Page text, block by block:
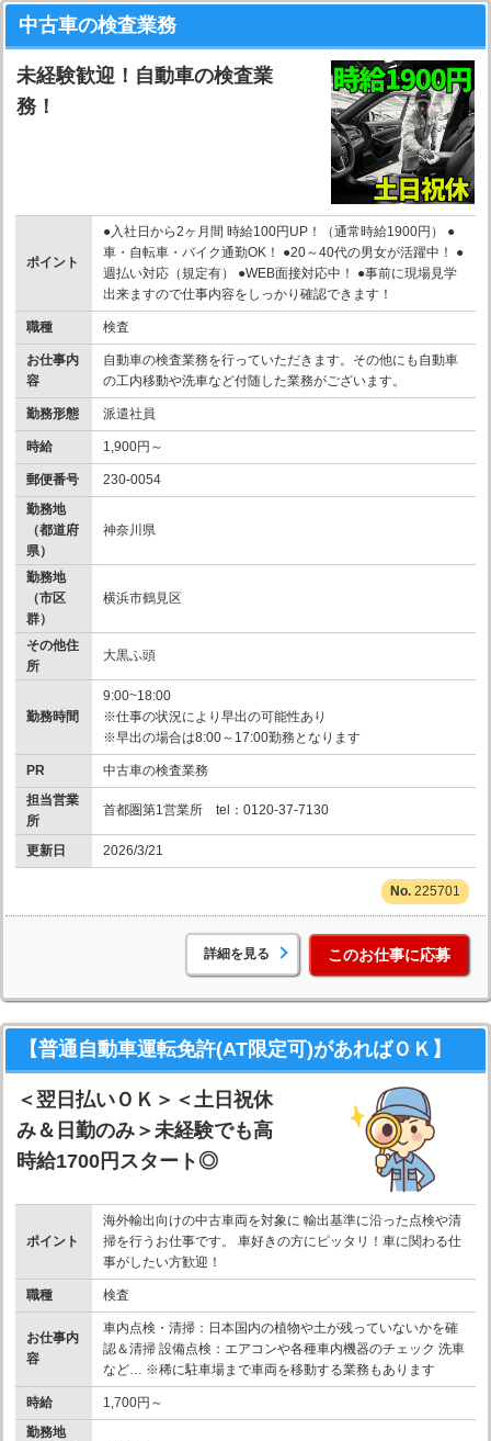
中古車の検査業務
未経験歓迎！自動車の検査業
務！
ポイント
●入社日から2ヶ月間 時給100円UP！（通常時給1900円） ●
車・自転車・バイク通勤OK！ ●20～40代の男女が活躍中！ ●
週払い対応（規定有） ●WEB面接対応中！ ●事前に現場見学
出来ますので仕事内容をしっかり確認できます！
職種 検査
お仕事内
容
自動車の検査業務を行っていただきます。その他にも自動車
の工内移動や洗車など付随した業務がございます。
勤務形態 派遣社員
時給 1,900円～
郵便番号
230-0054
勤務地
（都道府
県）
神奈川県
勤務地
（市区
群）
横浜市鶴見区
その他住
所
大黒ふ頭
勤務時間
9:00~18:00
※仕事の状況により早出の可能性あり
※早出の場合は8:00～17:00勤務となります
PR
中古車の検査業務
担当営業
所
首都圏第1営業所 tel：0120-37-7130
更新日 2026/3/21
225701
詳細を見る このお仕事に応募
【普通自動車運転免許(AT限定可)があればＯＫ】
＜翌日払いＯＫ＞＜土日祝休
み＆日勤のみ＞未経験でも高
時給1700円スタート◎
ポイント
海外輸出向けの中古車両を対象に 輸出基準に沿った点検や清
掃を行うお仕事です。 車好きの方にピッタリ！車に関わる仕
事がしたい方歓迎！
職種 検査
お仕事内
容
車内点検・清掃：日本国内の植物や土が残っていないかを確
認＆清掃 設備点検：エアコンや各種車内機器のチェック 洗車
など… ※稀に駐車場まで車両を移動する業務もあります
時給
1,700円～
勤務地